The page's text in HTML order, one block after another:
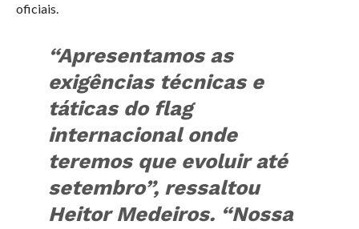
oficiais.
“Apresentamos as
exigências técnicas e
táticas do flag
internacional onde
teremos que evoluir até
setembro”, ressaltou
Heitor Medeiros. “Nossa